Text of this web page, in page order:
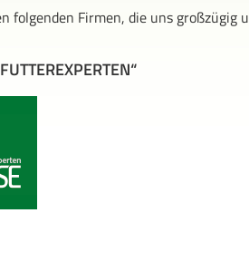
folgenden Firmen, die uns großzügig